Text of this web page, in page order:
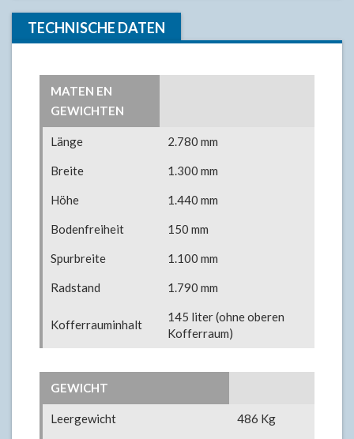
TECHNISCHE DATEN
MATEN EN
GEWICHTEN
Länge 2.780 mm
Breite 1.300 mm
Höhe 1.440 mm
Bodenfreiheit 150 mm
Spurbreite 1.100 mm
Radstand 1.790 mm
Kofferrauminhalt
145 liter (ohne oberen
Kofferraum)
GEWICHT
Leergewicht 486 Kg